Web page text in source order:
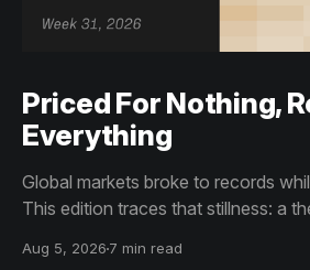
Priced For Nothing,
Everything
Global markets broke to records
This edition traces that stillness: a
than capitulation, and an options
Aug 5, 2026 7 min read